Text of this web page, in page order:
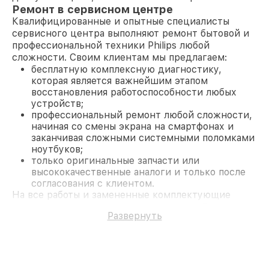
Ремонт в сервисном центре
Квалифицированные и опытные специалисты
сервисного центра выполняют ремонт бытовой и
профессиональной техники Philips любой
сложности. Своим клиентам мы предлагаем:
бесплатную комплексную диагностику,
которая является важнейшим этапом
восстановления работоспособности любых
устройств;
профессиональный ремонт любой сложности,
начиная со смены экрана на смартфонах и
заканчивая сложными системными поломками
ноутбуков;
только оригинальные запчасти или
высококачественные аналоги и только после
согласования с клиентом.
На все работы и замененные комплектующие
поломки по условиям гарантии, мы бесплатно
Развернуть